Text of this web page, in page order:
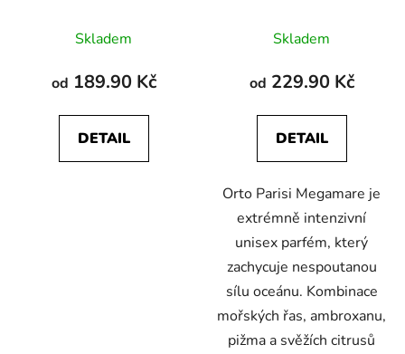
Skladem
od 189.90 Kč
DETAIL
Skladem
od 229.90 Kč
DETAIL
Orto Parisi Megamare je
extrémně intenzivní
unisex parfém, který
zachycuje nespoutanou
sílu oceánu. Kombinace
mořských řas, ambroxanu,
pižma a svěžích citrusů